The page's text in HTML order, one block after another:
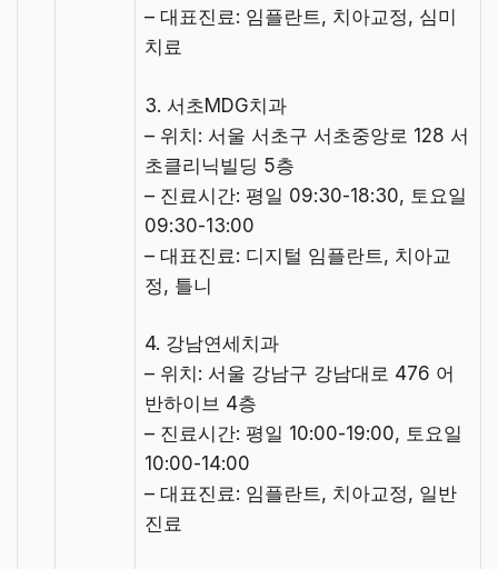
– 대표진료: 임플란트, 치아교정, 심미
치료
3. 서초MDG치과
– 위치: 서울 서초구 서초중앙로 128 서
초클리닉빌딩 5층
– 진료시간: 평일 09:30-18:30, 토요일
09:30-13:00
– 대표진료: 디지털 임플란트, 치아교
정, 틀니
4. 강남연세치과
– 위치: 서울 강남구 강남대로 476 어
반하이브 4층
– 진료시간: 평일 10:00-19:00, 토요일
10:00-14:00
– 대표진료: 임플란트, 치아교정, 일반
진료